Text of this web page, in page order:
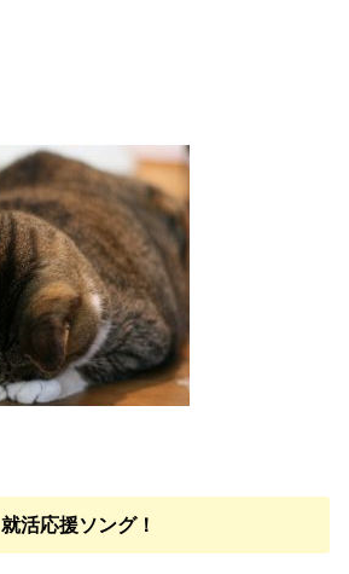
就活応援ソング！